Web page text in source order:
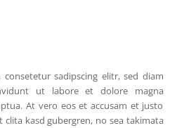
sadipscing elitr, sed diam
ut labore et dolore magna
At vero eos et accusam et justo
kasd gubergren, no sea takimata